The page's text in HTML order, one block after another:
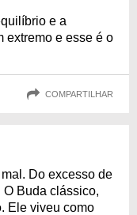
e a
extremo e esse é o
COMPARTILHAR
Do excesso de
Buda clássico,
Ele viveu como